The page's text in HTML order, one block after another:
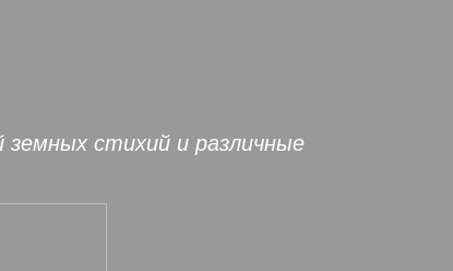
стихий и различные